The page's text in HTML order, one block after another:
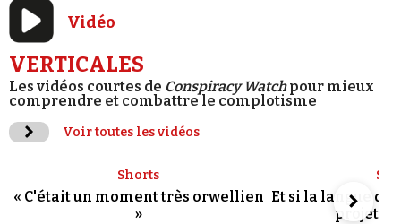
Vidéo
VERTICALES
Les vidéos courtes de Conspiracy Watchpour mieux
comprendre et combattre le complotisme
Voir toutes les vidéos
Shorts
« C'était un moment très orwellien
»
Et si la langue de
projet